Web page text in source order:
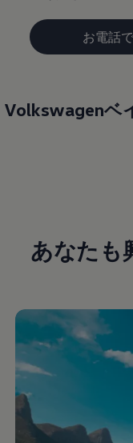
お電話
Volkswagenベ
あなたも